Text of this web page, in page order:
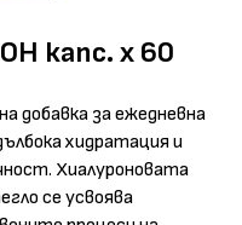
капс. х 60
добавка за ежедневна
хидратация и
Хиалуроновата
се усвоява